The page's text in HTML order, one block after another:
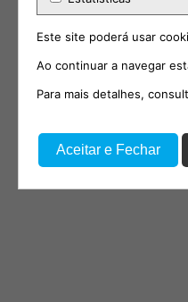
Este site poderá usar
Ao continuar a navegar
Para mais detalhes,
Aceitar e Fechar